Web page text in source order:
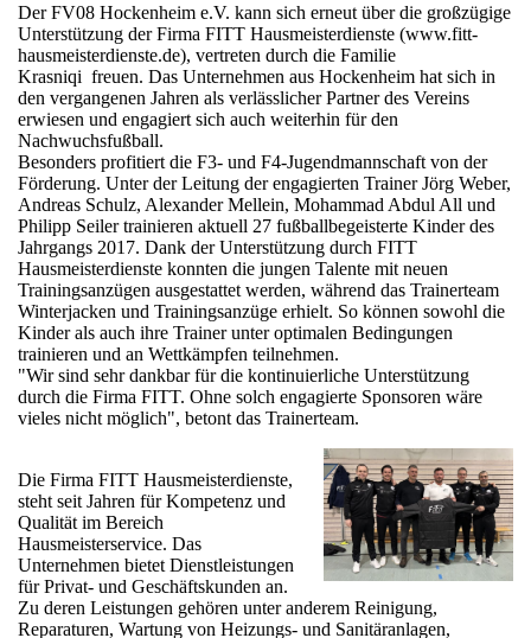
Der FV08 Hockenheim e.V. kann sich erneut über die großzügige
Unterstützung der Firma FITT Hausmeisterdienste (www.fitt-
hausmeisterdienste.de), vertreten durch die Familie
Krasniqi freuen. Das Unternehmen aus Hockenheim hat sich in
den vergangenen Jahren als verlässlicher Partner des Vereins
erwiesen und engagiert sich auch weiterhin für den
Nachwuchsfußball.
Besonders profitiert die F3- und F4-Jugendmannschaft von der
Förderung. Unter der Leitung der engagierten Trainer Jörg Weber,
Andreas Schulz, Alexander Mellein, Mohammad Abdul All und
Philipp Seiler trainieren aktuell 27 fußballbegeisterte Kinder des
Jahrgangs 2017. Dank der Unterstützung durch FITT
Hausmeisterdienste konnten die jungen Talente mit neuen
Trainingsanzügen ausgestattet werden, während das Trainerteam
Winterjacken und Trainingsanzüge erhielt. So können sowohl die
Kinder als auch ihre Trainer unter optimalen Bedingungen
trainieren und an Wettkämpfen teilnehmen.
"Wir sind sehr dankbar für die kontinuierliche Unterstützung
durch die Firma FITT. Ohne solch engagierte Sponsoren wäre
vieles nicht möglich", betont das Trainerteam.
Die Firma FITT Hausmeisterdienste,
steht seit Jahren für Kompetenz und
Qualität im Bereich
Hausmeisterservice. Das
Unternehmen bietet Dienstleistungen
für Privat- und Geschäftskunden an.
Zu deren Leistungen gehören unter anderem Reinigung,
Reparaturen, Wartung von Heizungs- und Sanitäranlagen,